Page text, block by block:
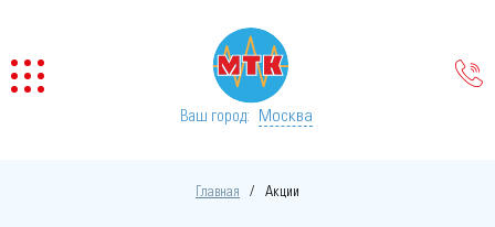
Ваш город: Москва
Главная Акции